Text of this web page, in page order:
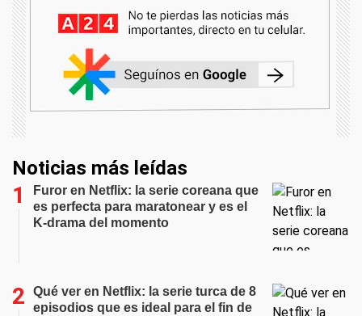
Noticias más leídas
Furor en Netflix: la serie coreana que
es perfecta para maratonear y es el
K-drama del momento
Qué ver en Netflix: la serie turca de 8
episodios que es ideal para el fin de